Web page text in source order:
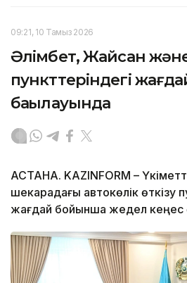
09:21, 10 Тамыз 2026
Әлімбет, Жайсан
пункттеріндегі
бақылауында
АСТАНА. KAZINFORM –
шекарадағы автокөлік өткізу
жағдай бойынша жедел кеңес